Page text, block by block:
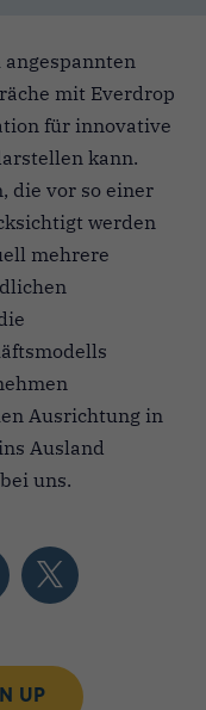
mit Everdrop
für innovative
kann.
die vor so einer
werden
mehrere
Ausrichtung in
Ausland
uns.
UP